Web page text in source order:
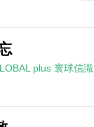
plus 寰球信識